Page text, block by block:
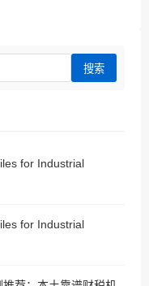
搜索
for Industrial
for Industrial